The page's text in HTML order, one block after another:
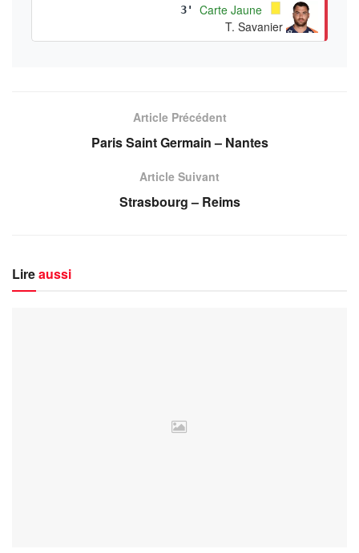
3'
Carte Jaune
T. Savanier
Article Précédent
Paris Saint Germain – Nantes
Article Suivant
Strasbourg – Reims
Lireaussi